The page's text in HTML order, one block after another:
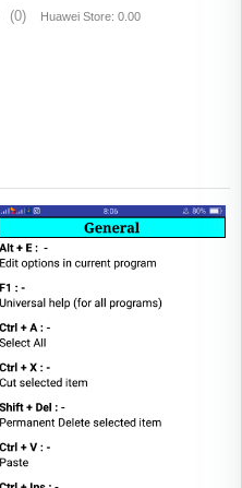
(0) Huawei Store: 0.00